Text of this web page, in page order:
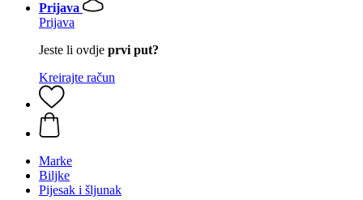
Prijava
Prijava
Jeste li ovdje prvi put?
Kreirajte račun
Marke
Biljke
Pijesak i šljunak